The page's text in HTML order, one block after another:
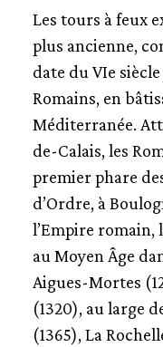
CŒUR D'ÂNES OU
LES TOURS À FEU
LE TRAFIC MARITIME
ÉPAVES ET
Les tours à feux
plus ancienne,
date du VIe siècle
Romains, en
Méditerranée.
de-Calais, les
premier phare
d’Ordre, à
l’Empire romain,
au Moyen Âge
Aigues-Mortes
(1320), au large
(1365), La